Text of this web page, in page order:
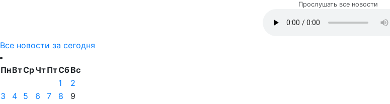
Прослушать все новости
Все новости за сегодня
ПнВтСрЧтПтСбВс
1
2
3
4 5 6 7 8
9